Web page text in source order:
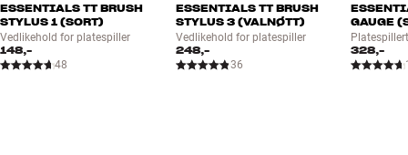
ESSENTIALS TT BRUSH
STYLUS 1 (SORT)
Vedlikehold for platespiller
148,-
48
ESSENTIALS TT BRUSH
STYLUS 3 (VALNØTT)
Vedlikehold for platespiller
248,-
36
GAUGE
328,-